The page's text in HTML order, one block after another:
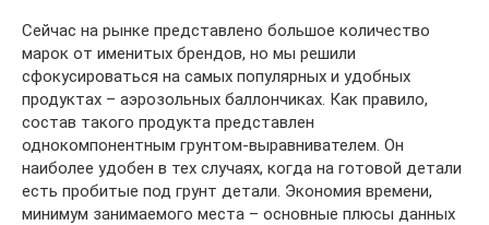
Сейчас на рынке представлено большое количество
марок от именитых брендов, но мы решили
сфокусироваться на самых популярных и удобных
продуктах – аэрозольных баллончиках. Как правило,
состав такого продукта представлен
однокомпонентным грунтом-выравнивателем. Он
наиболее удобен в тех случаях, когда на готовой детали
есть пробитые под грунт детали. Экономия времени,
минимум занимаемого места – основные плюсы данных